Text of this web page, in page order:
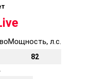
Мощность, л.с.
82